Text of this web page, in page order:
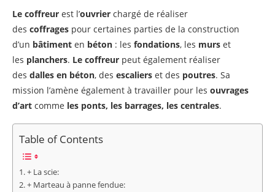
Le coffreur est l’ouvrier chargé de réaliser
des coffrages pour certaines parties de la construction
d’un bâtiment en béton : les fondations, les murs et
les planchers. Le coffreur peut également réaliser
des dalles en béton, des escaliers et des poutres. Sa
mission l’amène également à travailler pour les ouvrages
d’art comme les ponts, les barrages, les centrales.
Table of Contents
+ La scie:
+ Marteau à panne fendue: